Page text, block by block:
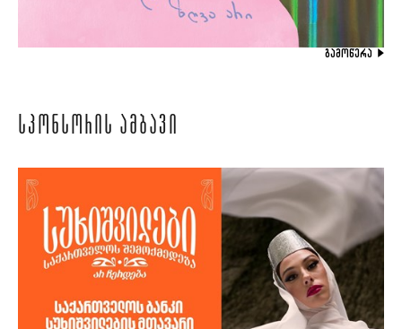
ᲒᲐᲛᲝᲬᲔᲠᲐ
ᲡᲞᲝᲜᲡᲝᲠᲘᲡ ᲐᲛᲑᲐᲕᲘ